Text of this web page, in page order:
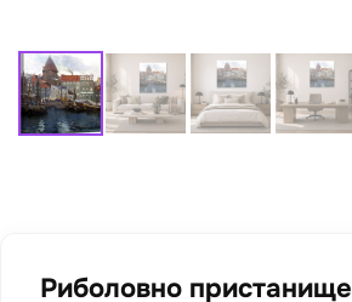
Риболовно пристанище